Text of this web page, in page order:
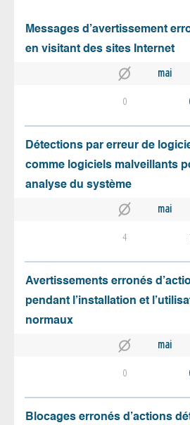
Messages d’avertissement
en visitant des sites Internet
mai
0
Détections par erreur de
comme logiciels malveillants
analyse du système
mai
4
Avertissements erronés
pendant l’installation et
normaux
mai
0
Blocages erronés d’actions